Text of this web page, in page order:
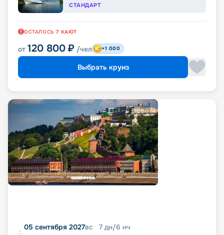
СТАНДАРТ
ОСТАЛОСЬ 7 КАЮТ
от 120 800 ₽ /чел +1 000
Выбрать круиз
05 сентября 2027вс 7 дн/6 нч